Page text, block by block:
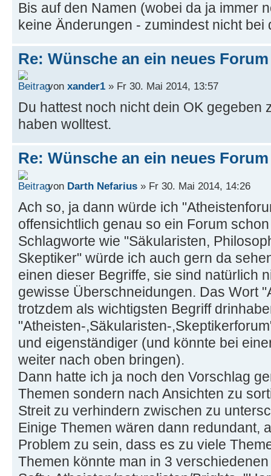
Bis auf den Namen (wobei da ja immer
keine Änderungen - zumindest nicht bei
Re: Wünsche an ein neues Forum
von xander1 » Fr 30. Mai 2014, 13:57
Du hattest noch nicht dein OK gegeben
haben wolltest.
Re: Wünsche an ein neues Forum
von Darth Nefarius » Fr 30. Mai 2014, 14:26
Ach so, ja dann würde ich
offensichtlich genau so ein Forum
Schlagworte wie "Säkularisten,
Skeptiker" würde ich auch gern da
einen dieser Begriffe, sie sind natürlich
gewisse Überschneidungen. Das Wort
trotzdem als wichtigsten Begriff
"Atheisten-,Säkularisten-
und eigenständiger (und könnte bei
weiter nach oben bringen).
Dann hatte ich ja noch den Vorschlag
Themen sondern nach Ansichten zu
Streit zu verhindern zwischen zu
Einige Themen wären dann redundant,
Problem zu sein, dass es zu viele
Themen könnte man in 3